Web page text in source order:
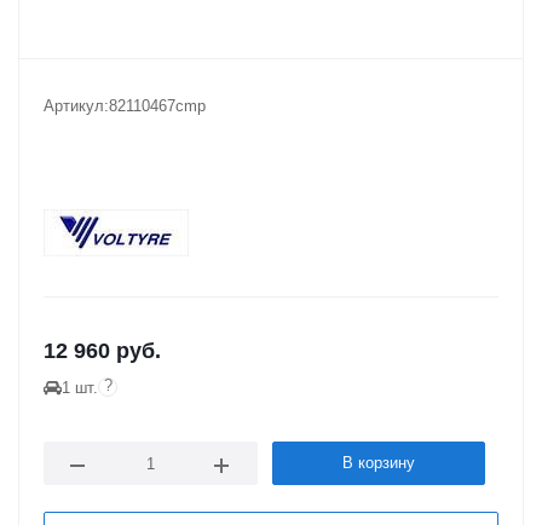
Артикул:82110467cmp
12 960 руб.
1 шт. ?
В корзину